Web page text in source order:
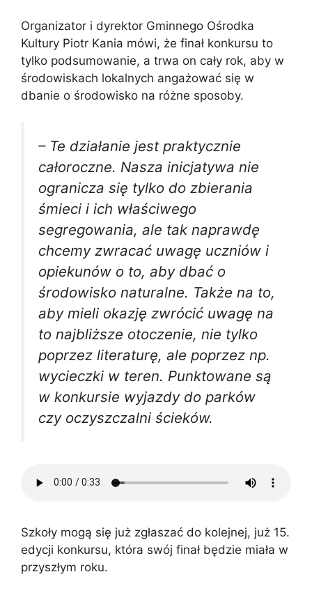
Organizator i dyrektor Gminnego Ośrodka
Kultury Piotr Kania mówi, że finał konkursu to
tylko podsumowanie, a trwa on cały rok, aby w
środowiskach lokalnych angażować się w
dbanie o środowisko na różne sposoby.
– Te działanie jest praktycznie
całoroczne. Nasza inicjatywa nie
ogranicza się tylko do zbierania
śmieci i ich właściwego
segregowania, ale tak naprawdę
chcemy zwracać uwagę uczniów i
opiekunów o to, aby dbać o
środowisko naturalne. Także na to,
aby mieli okazję zwrócić uwagę na
to najbliższe otoczenie, nie tylko
poprzez literaturę, ale poprzez np.
wycieczki w teren. Punktowane są
w konkursie wyjazdy do parków
czy oczyszczalni ścieków.
Szkoły mogą się już zgłaszać do kolejnej, już 15.
edycji konkursu, która swój finał będzie miała w
przyszłym roku.